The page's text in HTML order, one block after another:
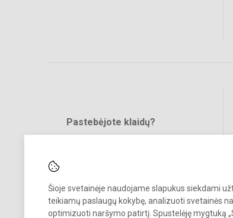
Šioje svetainėje naudojame slapukus siekdami
teikiamų paslaugų kokybę, analizuoti svetainės
optimizuoti naršymo patirtį. Spustelėję mygtuką
Pastebėjote klaidų?